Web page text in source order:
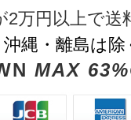
2万円以上で送
沖縄・離島は
MAX